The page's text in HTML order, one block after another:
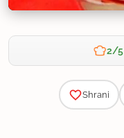
2/5
Shrani